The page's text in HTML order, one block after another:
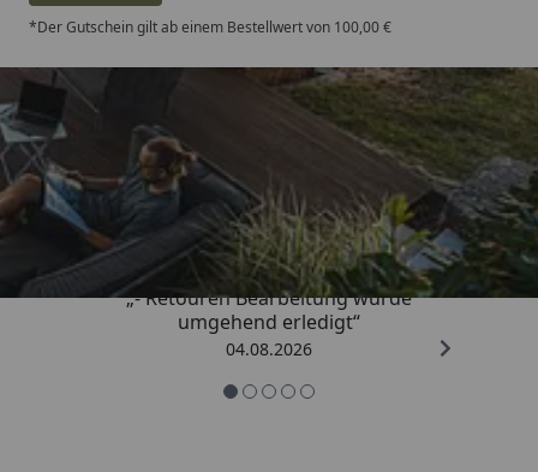
*Der Gutschein gilt ab einem Bestellwert von 100,00 €
Trusted Shops
4,81/ 5
„- Retouren Bearbeitung wurde
umgehend erledigt“
04.08.2026